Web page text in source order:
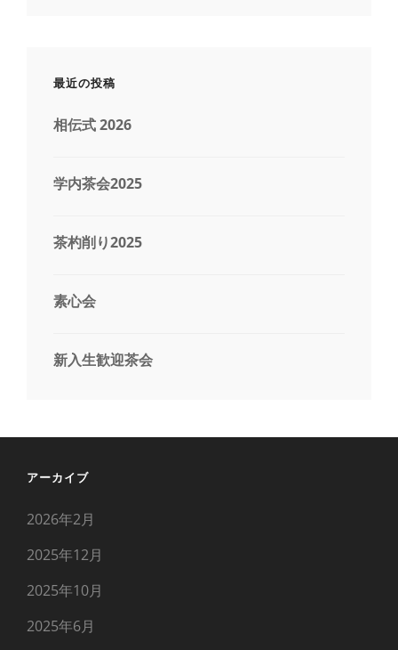
最近の投稿
相伝式 2026
学内茶会2025
茶杓削り2025
素心会
新入生歓迎茶会
アーカイブ
2026年2月
2025年12月
2025年10月
2025年6月